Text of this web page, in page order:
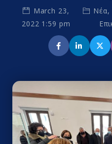
March 23,
2022 1:59 pm
Νέα,